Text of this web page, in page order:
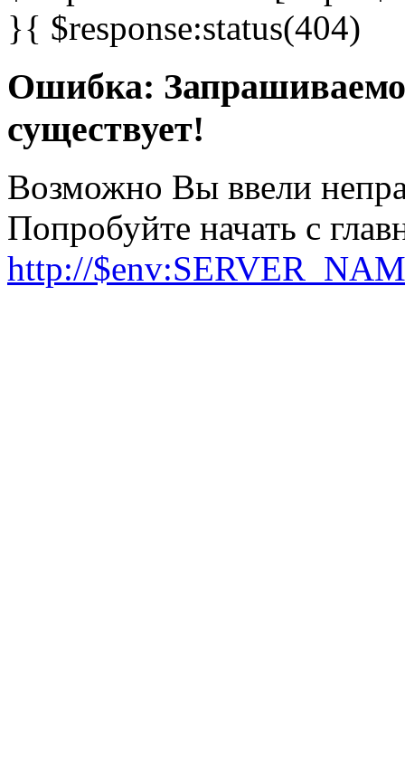
}{ $response:status(404)
Ошибка:
существует!
Возможно Вы ввели
Попробуйте начать с
http://